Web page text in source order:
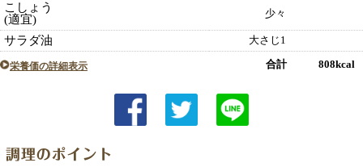
こしょう
(適宜)
少々
サラダ油 大さじ1
栄養価の詳細表示 合計 808kcal